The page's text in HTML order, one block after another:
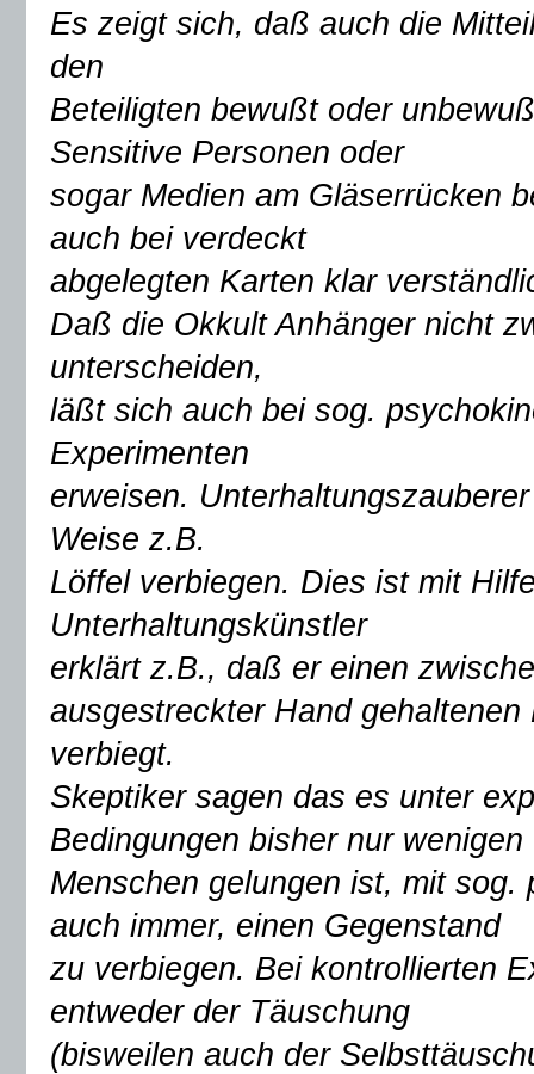
Es zeigt sich, daß auch die
den
Beteiligten bewußt oder
Sensitive Personen oder
sogar Medien am Gläserrücken
auch bei verdeckt
abgelegten Karten klar
Daß die Okkult Anhänger nicht
unterscheiden,
läßt sich auch bei sog.
Experimenten
erweisen.
Weise z.B.
Löffel verbiegen. Dies ist mit
Unterhaltungskünstler
erklärt z.B., daß er einen
ausgestreckter Hand gehaltenen
verbiegt.
Skeptiker sagen das es unter
Bedingungen bisher nur wenigen
Menschen gelungen ist, mit
auch immer, einen Gegenstand
zu verbiegen. Bei kontrollierten
entweder der Täuschung
(bisweilen auch der